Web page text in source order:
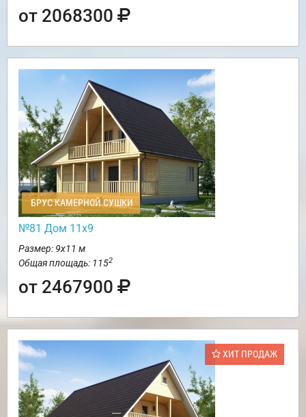
от 2068300
БРУС КАМЕРНОЙ СУШКИ
№81 Дом 11х9
Размер: 9х11 м
Общая площадь: 1152
от 2467900
ХИТ ПРОДАЖ